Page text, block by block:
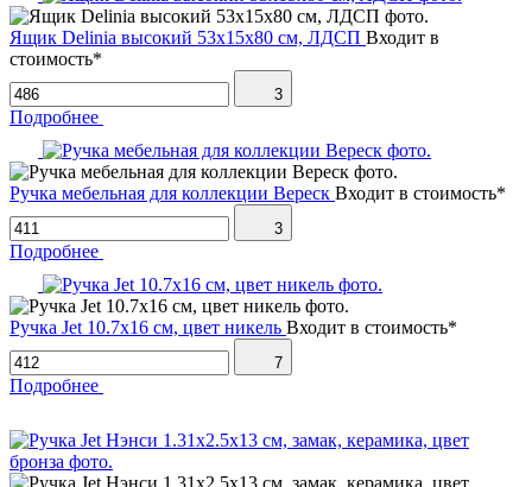
Ящик Delinia высокий 53х15х80 см, ЛДСП Входит в
стоимость*
3
Подробнее
Ручка мебельная для коллекции Вереск Входит в стоимость*
3
Подробнее
Ручка Jet 10.7х16 см, цвет никель Входит в стоимость*
7
Подробнее